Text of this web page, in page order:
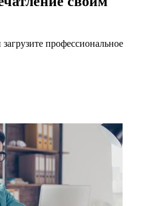
профессиональное